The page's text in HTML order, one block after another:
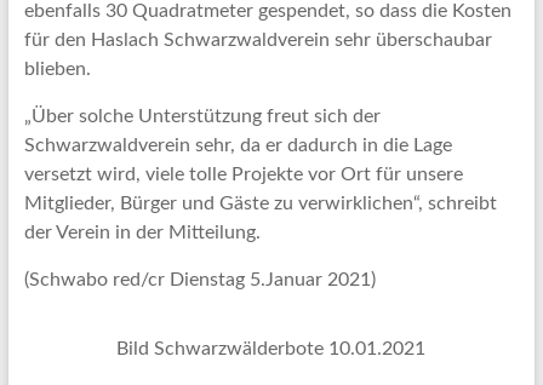
ebenfalls 30 Quadratmeter gespendet, so dass die Kosten
für den Haslach Schwarzwaldverein sehr überschaubar
blieben.
„Über solche Unterstützung freut sich der
Schwarzwaldverein sehr, da er dadurch in die Lage
versetzt wird, viele tolle Projekte vor Ort für unsere
Mitglieder, Bürger und Gäste zu verwirklichen“, schreibt
der Verein in der Mitteilung.
(Schwabo red/cr Dienstag 5.Januar 2021)
Bild Schwarzwälderbote 10.01.2021